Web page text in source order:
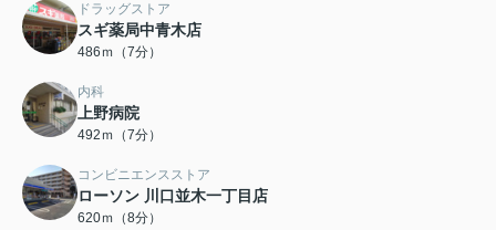
ドラッグストア
スギ薬局中青木店
486ｍ（7分）
内科
上野病院
492ｍ（7分）
コンビニエンスストア
ローソン 川口並木一丁目店
620ｍ（8分）